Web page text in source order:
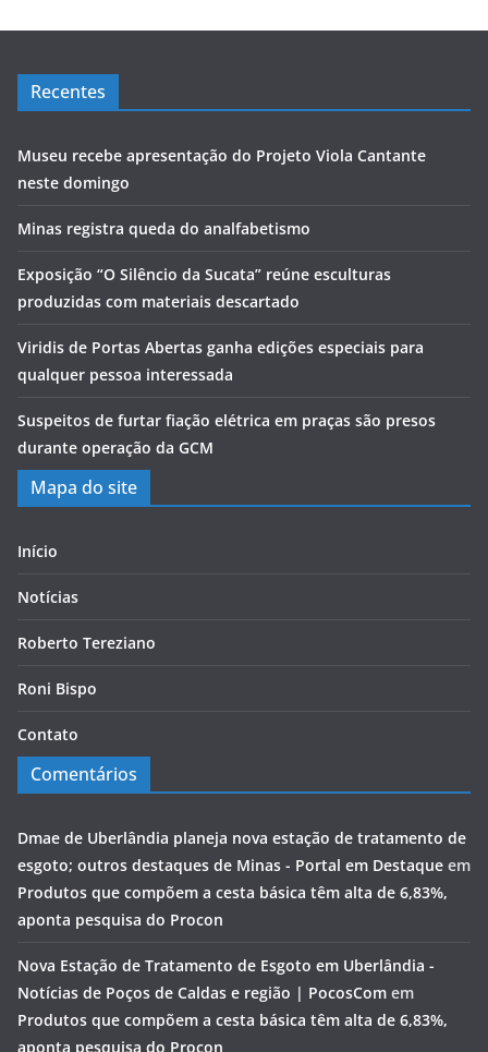
Recentes
Museu recebe apresentação do Projeto Viola Cantante
neste domingo
Minas registra queda do analfabetismo
Exposição “O Silêncio da Sucata” reúne esculturas
produzidas com materiais descartado
Viridis de Portas Abertas ganha edições especiais para
qualquer pessoa interessada
Suspeitos de furtar fiação elétrica em praças são presos
durante operação da GCM
Mapa do site
Início
Notícias
Roberto Tereziano
Roni Bispo
Contato
Comentários
Dmae de Uberlândia planeja nova estação de tratamento de
esgoto; outros destaques de Minas - Portal em Destaque em
Produtos que compõem a cesta básica têm alta de 6,83%,
aponta pesquisa do Procon
Nova Estação de Tratamento de Esgoto em Uberlândia -
Notícias de Poços de Caldas e região | PocosCom em
Produtos que compõem a cesta básica têm alta de 6,83%,
aponta pesquisa do Procon